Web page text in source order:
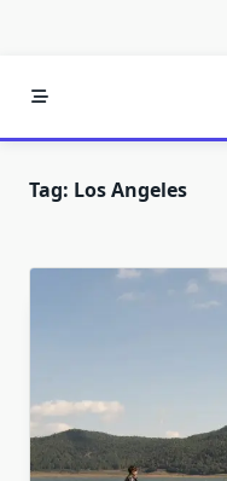
Tag: Los Angeles